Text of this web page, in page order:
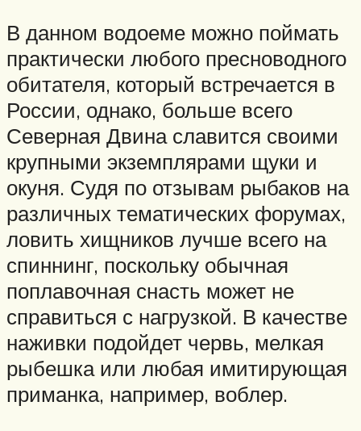
В данном водоеме можно поймать
практически любого пресноводного
обитателя, который встречается в
России, однако, больше всего
Северная Двина славится своими
крупными экземплярами щуки и
окуня. Судя по отзывам рыбаков на
различных тематических форумах,
ловить хищников лучше всего на
спиннинг, поскольку обычная
поплавочная снасть может не
справиться с нагрузкой. В качестве
наживки подойдет червь, мелкая
рыбешка или любая имитирующая
приманка, например, воблер.